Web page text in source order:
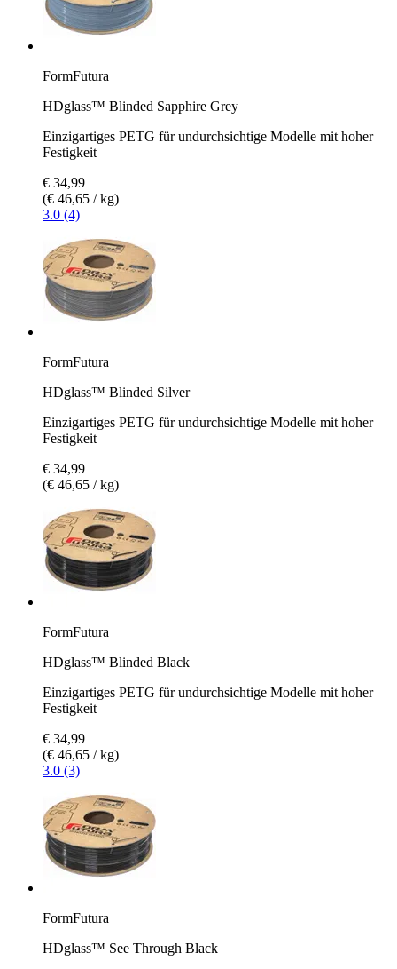
FormFutura
HDglass™ Blinded Sapphire Grey
Einzigartiges PETG für undurchsichtige Modelle mit hoher
Festigkeit
€ 34,99
(€ 46,65 / kg)
3.0 (4)
FormFutura
HDglass™ Blinded Silver
Einzigartiges PETG für undurchsichtige Modelle mit hoher
Festigkeit
€ 34,99
(€ 46,65 / kg)
FormFutura
HDglass™ Blinded Black
Einzigartiges PETG für undurchsichtige Modelle mit hoher
Festigkeit
€ 34,99
(€ 46,65 / kg)
3.0 (3)
FormFutura
HDglass™ See Through Black